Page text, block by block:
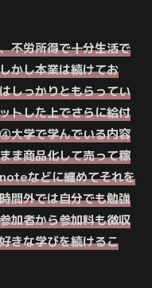
不労所得で十分生活で
かし本業は続けてお
しっかりともらってい
トした上でさらに給付
大学で学んでいる内容
ま商品化して売って稼
などに纏めてそれを
間外では自分でも勉強
加者から参加料も徴収
きな学びを続けるこ